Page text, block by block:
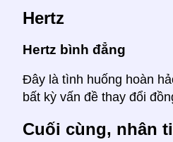
Hertz
Hertz bình đẳng
Đây là tình huống hoàn
bất kỳ vấn đề thay đổi
Cuối cùng, nhân